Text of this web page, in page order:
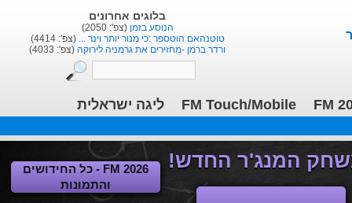
בלוגים אחרונים
הנוסע בזמן(צפ': 2050)
טוטנהאם הוטספר :כי מנור יותר וינר ...(צפ': 4414)
ורדר ברמן -מחזירים את גרמניה לירוקה (צפ': 4033)
FM
FM Touch/Mobile ליגה ישראלית
FM 2026 - כל החידושים
והתמונות